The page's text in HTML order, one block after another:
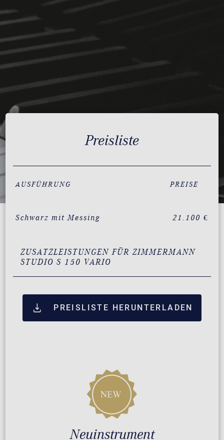
Preisliste
AUSFÜHRUNG PREISE
Schwarz mit Messing 21.100 €
ZUSATZLEISTUNGEN FÜR ZIMMERMANN
STUDIO S 150 VARIO
PREISLISTE HERUNTERLADEN
Neuinstrument